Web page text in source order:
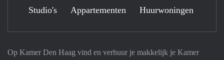
Op Kamer Den Haag vind en verhuur je makkelijk je Kamer
Studio's Appartementen Huurwoningen